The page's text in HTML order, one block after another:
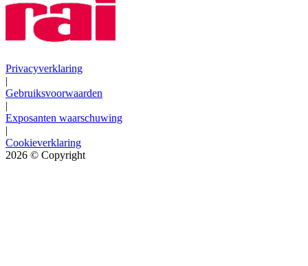
Privacyverklaring
|
Gebruiksvoorwaarden
|
Exposanten waarschuwing
|
Cookieverklaring
2026 © Copyright